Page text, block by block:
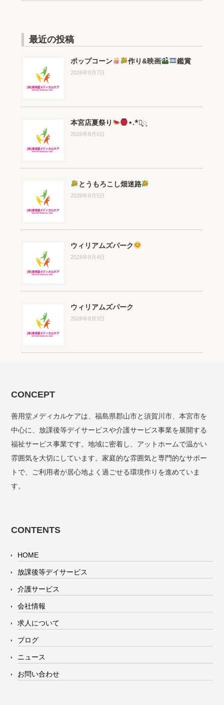
最近の投稿
ポップコーン 作り&映画 鑑賞
2026年8月7日
本宮店夏祭り ⋆.*⃝̥◌̥
2026年8月6日
とうもろこし畑迷路
2026年8月5日
ウィリアムズパーク
2026年8月4日
ウィリアムズパーク
2026年8月3日
CONCEPT
善用堂メディカルケアは、福島県郡山市と須賀川市、本宮市を
中心に、放課後等デイサービスや介護サービス事業を展開する
福祉サービス事業です。地域に密着し、アットホームで温かい
雰囲気を大切にしています。家庭的な雰囲気と専門的なサポー
トで、ご利用者が居心地よく過ごせる環境作りを進めていま
す。
CONTENTS
HOME
放課後等デイサービス
介護サービス
会社情報
求人について
ブログ
ニュース
お問い合わせ